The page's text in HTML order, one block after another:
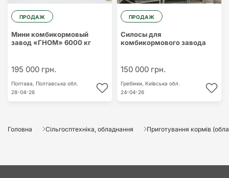
ПРОДАЖ
Мини комбикормовый
завод «ГНОМ» 6000 кг
195 000 грн.
Полтава, Полтавська обл.
28-04-26
ПРОДАЖ
Силосы для
комбикормового завода
150 000 грн.
Гребінки, Київська обл.
24-04-26
Головна Сільгосптехніка, обладнання Приготування кормів